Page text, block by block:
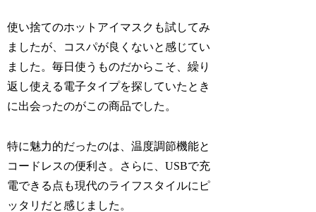
使い捨てのホットアイマスクも試してみ
ましたが、コスパが良くないと感じてい
ました。毎日使うものだからこそ、繰り
返し使える電子タイプを探していたとき
に出会ったのがこの商品でした。
特に魅力的だったのは、温度調節機能と
コードレスの便利さ。さらに、USBで充
電できる点も現代のライフスタイルにピ
ッタリだと感じました。